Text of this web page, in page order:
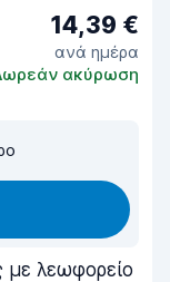
14,39 €
ανά ημέρα
ακύρωση
λεωφορείο